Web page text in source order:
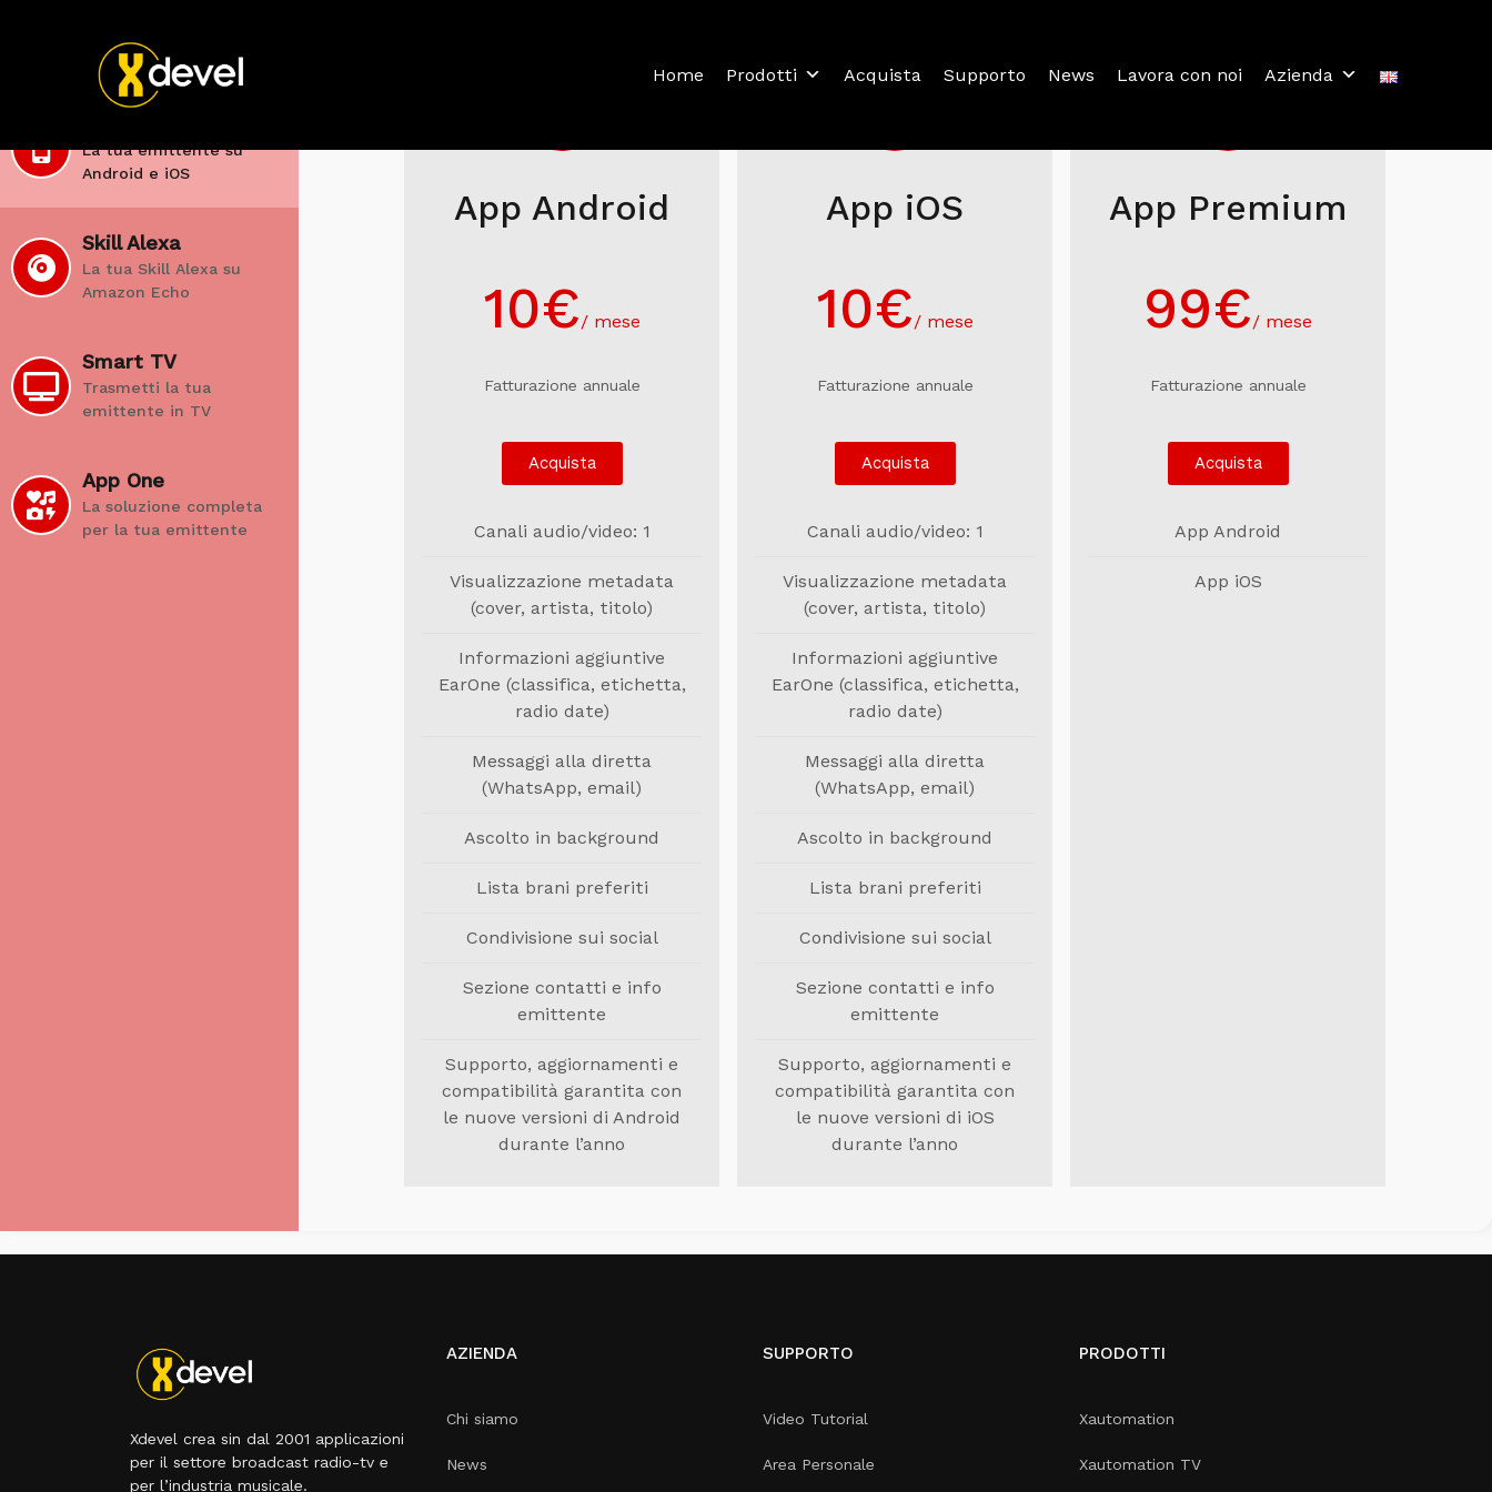
Home Prodotti Acquista Supporto News Lavora con noi Azienda
Scopri i nostri piani
La tua emittente su
Android e iOS
Skill Alexa
La tua Skill Alexa su
Amazon Echo
Smart TV
Trasmetti la tua
emittente in TV
App One
La soluzione completa
per la tua emittente
App Android
10€/ mese
Fatturazione annuale
Acquista
Canali audio/video: 1
Visualizzazione metadata
(cover, artista, titolo)
Informazioni aggiuntive
EarOne (classifica, etichetta,
radio date)
Messaggi alla diretta
(WhatsApp, email)
Ascolto in background
Lista brani preferiti
Condivisione sui social
Sezione contatti e info
emittente
Supporto, aggiornamenti e
compatibilità garantita con
le nuove versioni di Android
durante l’anno
App iOS
10€/ mese
Fatturazione annuale
Acquista
Canali audio/video: 1
Visualizzazione metadata
(cover, artista, titolo)
Informazioni aggiuntive
EarOne (classifica, etichetta,
radio date)
Messaggi alla diretta
(WhatsApp, email)
Ascolto in background
Lista brani preferiti
Condivisione sui social
Sezione contatti e info
emittente
Supporto, aggiornamenti e
compatibilità garantita con
le nuove versioni di iOS
durante l’anno
App Premium
99€/ mese
Fatturazione annuale
Acquista
App Android
App iOS
Xdevel crea sin dal 2001 applicazioni
per il settore broadcast radio-tv e
per l’industria musicale.
AZIENDA
Chi siamo
News
SUPPORTO
Video Tutorial
Area Personale
PRODOTTI
Xautomation
Xautomation TV